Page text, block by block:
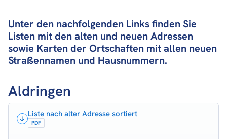
Unter den nachfolgenden Links finden Sie
Listen mit den alten und neuen Adressen
sowie Karten der Ortschaften mit allen neuen
Straßennamen und Hausnummern.
Aldringen
Liste nach alter Adresse sortiert
PDF